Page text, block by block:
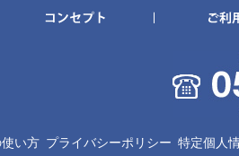
い方 プライバシーポリシー 特定個人